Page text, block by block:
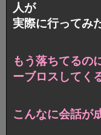
人が
実際に行ってみ
もう落ちてるの
ーブロスして
こんなに会話が